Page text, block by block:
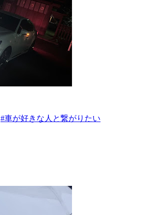
#車が好きな人と繋がりたい